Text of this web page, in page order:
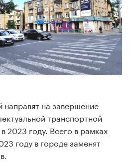
на завершение
транспортной
2023 году. Всего в рамках
году в городе заменят